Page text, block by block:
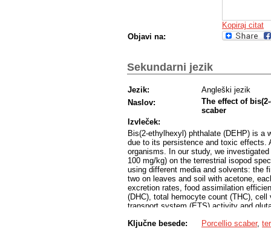
Kopiraj citat
Objavi na:
Sekundarni jezik
Jezik:
Angleški jezik
Naslov:
The effect of
scaber
Izvleček:
Bis(2-ethylhexyl) phthalate (DEHP) is
due to its persistence and toxic effects.
organisms. In our study, we
100 mg/kg) on the terrestrial isopod
using different media and solvents: the
two on leaves and soil with acetone,
excretion rates, food assimilation
(DHC), total hemocyte count (THC),
transport system (ETS) activity and
feeding and excretion in the leaf-
Ključne besede: Porcellio scaber,